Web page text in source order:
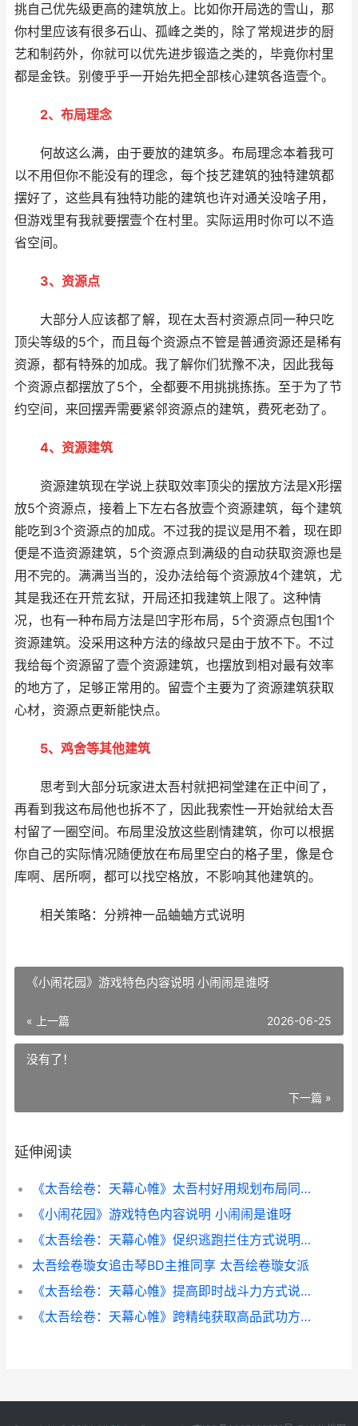
挑自己优先级更高的建筑放上。比如你开局选的雪山，那
你村里应该有很多石山、孤峰之类的，除了常规进步的厨
艺和制药外，你就可以优先进步锻造之类的，毕竟你村里
都是金铁。别傻乎乎一开始先把全部核心建筑各造壹个。
2、布局理念
何故这么满，由于要放的建筑多。布局理念本着我可
以不用但你不能没有的理念，每个技艺建筑的独特建筑都
摆好了，这些具有独特功能的建筑也许对通关没啥子用，
但游戏里有我就要摆壹个在村里。实际运用时你可以不造
省空间。
3、资源点
大部分人应该都了解，现在太吾村资源点同一种只吃
顶尖等级的5个，而且每个资源点不管是普通资源还是稀有
资源，都有特殊的加成。我了解你们犹豫不决，因此我每
个资源点都摆放了5个，全都要不用挑挑拣拣。至于为了节
约空间，来回摆弄需要紧邻资源点的建筑，费死老劲了。
4、资源建筑
资源建筑现在学说上获取效率顶尖的摆放方法是X形摆
放5个资源点，接着上下左右各放壹个资源建筑，每个建筑
能吃到3个资源点的加成。不过我的提议是用不着，现在即
便是不造资源建筑，5个资源点到满级的自动获取资源也是
用不完的。满满当当的，没办法给每个资源放4个建筑，尤
其是我还在开荒玄狱，开局还扣我建筑上限了。这种情
况，也有一种布局方法是凹字形布局，5个资源点包围1个
资源建筑。没采用这种方法的缘故只是由于放不下。不过
我给每个资源留了壹个资源建筑，也摆放到相对最有效率
的地方了，足够正常用的。留壹个主要为了资源建筑获取
心材，资源点更新能快点。
5、鸡舍等其他建筑
思考到大部分玩家进太吾村就把祠堂建在正中间了，
再看到我这布局他也拆不了，因此我索性一开始就给太吾
村留了一圈空间。布局里没放这些剧情建筑，你可以根据
你自己的实际情况随便放在布局里空白的格子里，像是仓
库啊、居所啊，都可以找空格放，不影响其他建筑的。
相关策略：分辨神一品蛐蛐方式说明
《小闹花园》游戏特色内容说明 小闹闹是谁呀
« 上一篇 2026-06-25
没有了！
下一篇 »
延伸阅读
《太吾绘卷：天幕心帷》太吾村好用规划布局同享 太吾绘卷天劫符箓
《小闹花园》游戏特色内容说明 小闹闹是谁呀
《太吾绘卷：天幕心帷》促织逃跑拦住方式说明 太吾绘卷天幕
太吾绘卷璇女追击琴BD主推同享 太吾绘卷璇女派
《太吾绘卷：天幕心帷》提高即时战斗力方式说明 太吾绘卷天劫符箓吃了有什么用
《太吾绘卷：天幕心帷》跨精纯获取高品武功方式说明 太吾绘卷天幕心帷剑冢顺序